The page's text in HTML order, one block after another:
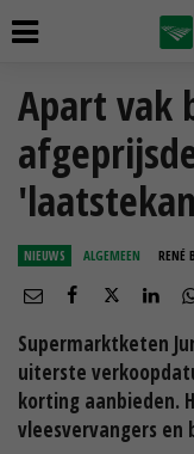
Apart vak
NIEUWS ALGEMEEN RENÉ
Supermarktketen
uiterste
korting aanbieden.
vleesvervangers